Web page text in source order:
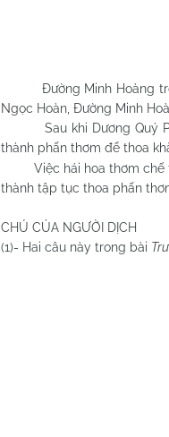
Đường Minh Hoàng
Ngọc Hoàn, Đường Minh
Sau khi Dương Quý Phi
thành phấn thơm để thoa
Việc hái hoa thơm chế
thành tập tục thoa phấn
CHÚ CỦA NGƯỜI DỊCH
(1)- Hai câu này trong bài
Huỳnh
Quy